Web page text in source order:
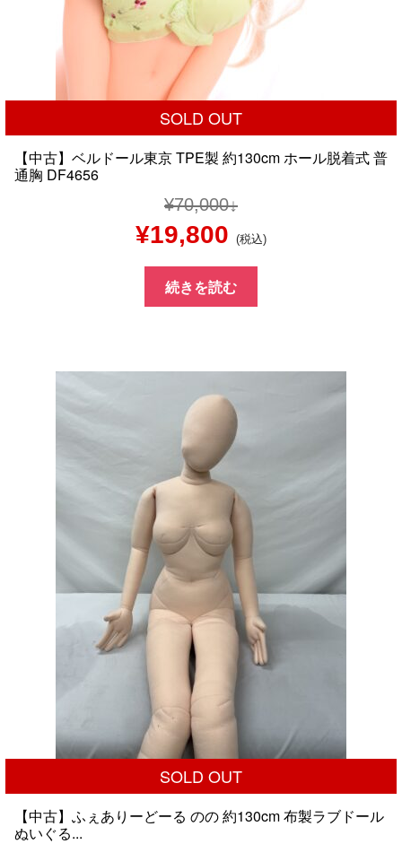
SOLD OUT
【中古】ベルドール東京 TPE製 約130cm ホール脱着式 普
通胸 DF4656
¥70,000
元
の
価
は
¥70,000
し
た。
¥19,800 現
在
の
格
は
¥19,800
で
す。
(税込)
続きを読む
SOLD OUT
【中古】ふぇありーどーる のの 約130cm 布製ラブドール
ぬいぐる...